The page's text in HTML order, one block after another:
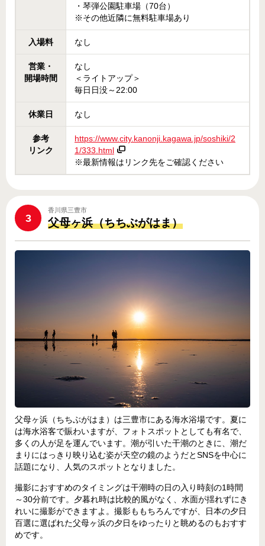
・琴弾公園駐車場（70台）
※その他近隣に無料駐車場あり
入場料 なし
営業・
開場時間
なし
＜ライトアップ＞
毎日日没～22:00
休業日 なし
参考
リンク
https://www.city.kanonji.kagawa.jp/soshiki/2
1/333.html
※最新情報はリンク先をご確認ください
3
香川県三豊市
父母ヶ浜（ちちぶがはま）
父母ヶ浜（ちちぶがはま）は三豊市にある海水浴場です。夏に
は海水浴客で賑わいますが、フォトスポットとしても有名で、
多くの人が足を運んでいます。潮が引いた干潮のときに、潮だ
まりにはっきり映り込む姿が天空の鏡のようだとSNSを中心に
話題になり、人気のスポットとなりました。
撮影におすすめのタイミングは干潮時の日の入り時刻の1時間
～30分前です。夕暮れ時は比較的風がなく、水面が揺れずにき
れいに撮影ができますよ。撮影ももちろんですが、日本の夕日
百選に選ばれた父母ヶ浜の夕日をゆったりと眺めるのもおすす
めです。